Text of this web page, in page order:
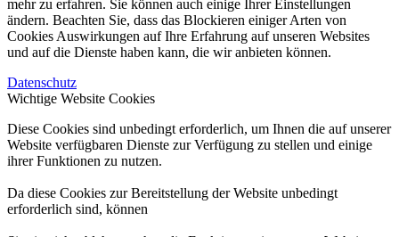
mehr zu erfahren. Sie können auch einige Ihrer Einstellungen
ändern. Beachten Sie, dass das Blockieren einiger Arten von
Cookies Auswirkungen auf Ihre Erfahrung auf unseren Websites
und auf die Dienste haben kann, die wir anbieten können.
Datenschutz
Wichtige Website Cookies
Diese Cookies sind unbedingt erforderlich, um Ihnen die auf unserer
Website verfügbaren Dienste zur Verfügung zu stellen und einige
ihrer Funktionen zu nutzen.
Da diese Cookies zur Bereitstellung der Website unbedingt
erforderlich sind, können